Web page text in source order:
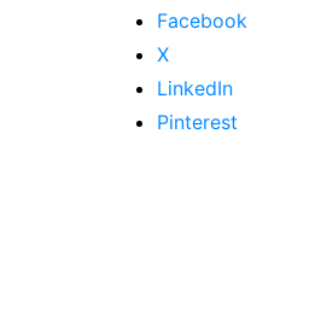
Facebook
X
LinkedIn
Pinterest